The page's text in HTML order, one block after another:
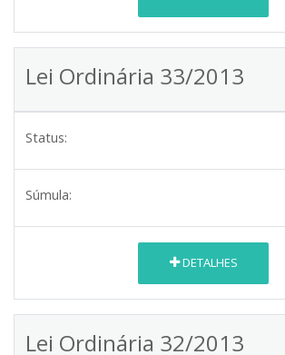
Lei Ordinária 33/2013
Status:
Súmula:
DETALHES
Lei Ordinária 32/2013